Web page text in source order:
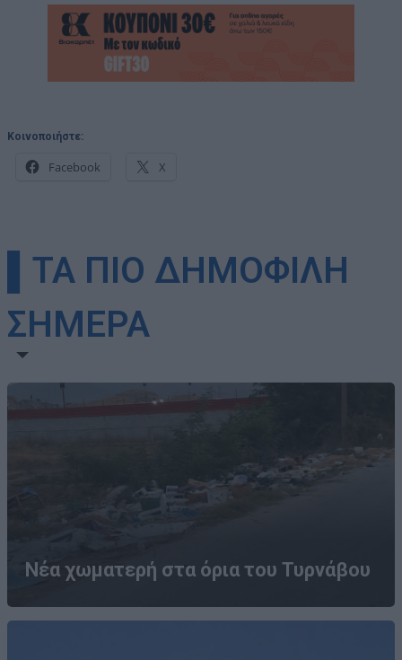
Κοινοποιήστε:
Facebook X
▌ΤΑ ΠΙΟ ΔΗΜΟΦΙΛΗ
ΣΗΜΕΡΑ
Νέα χωματερή στα όρια του Τυρνάβου